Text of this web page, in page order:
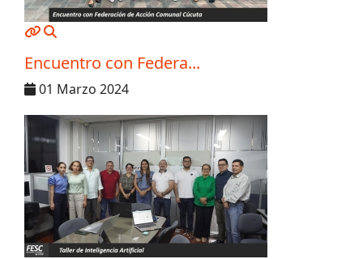
MOD_JTCS_VIEW_ARTICLE_LINK
Encuentro con Federa...
01 Marzo 2024